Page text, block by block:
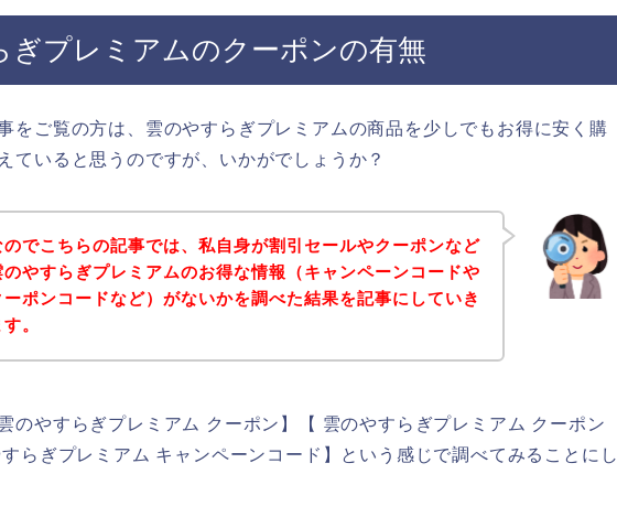
ぎプレミアムのクーポンの有無
をご覧の方は、雲のやすらぎプレミアムの商品を少しでもお得に安く購
ていると思うのですが、いかがでしょうか？
のでこちらの記事では、私自身が割引セールやクーポンなど
のやすらぎプレミアムのお得な情報（キャンペーンコードや
ーポンコードなど）がないかを調べた結果を記事にしていき
す。
のやすらぎプレミアム クーポン】【 雲のやすらぎプレミアム クーポン
らぎプレミアム キャンペーンコード】という感じで調べてみることにし